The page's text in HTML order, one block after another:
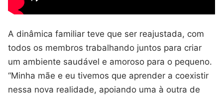
A dinâmica familiar teve que ser reajustada, com
todos os membros trabalhando juntos para criar
um ambiente saudável e amoroso para o pequeno.
“Minha mãe e eu tivemos que aprender a coexistir
nessa nova realidade, apoiando uma à outra de